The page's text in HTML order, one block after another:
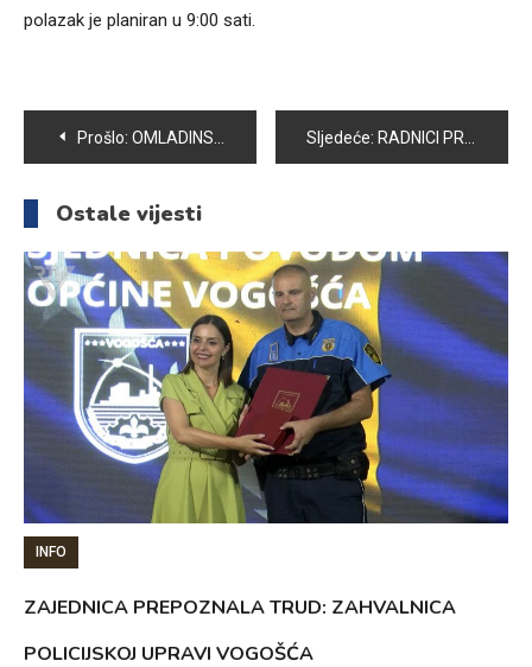
polazak je planiran u 9:00 sati.
Navigacija
članaka
Prošlo: OMLADINSKO UDRUŽENJE “TEMPO” I OVE GODINE STIPENDIRA JETIME I BUDUĆE HAFIZE KUR'ANA Sljedeće: RADNICI PREDUZEĆA “RAD” VRŠE UOBIČAJENE JESENJE POSLOVE
Ostale vijesti
INFO
ZAJEDNICA PREPOZNALA TRUD: ZAHVALNICA
POLICIJSKOJ UPRAVI VOGOŠĆA